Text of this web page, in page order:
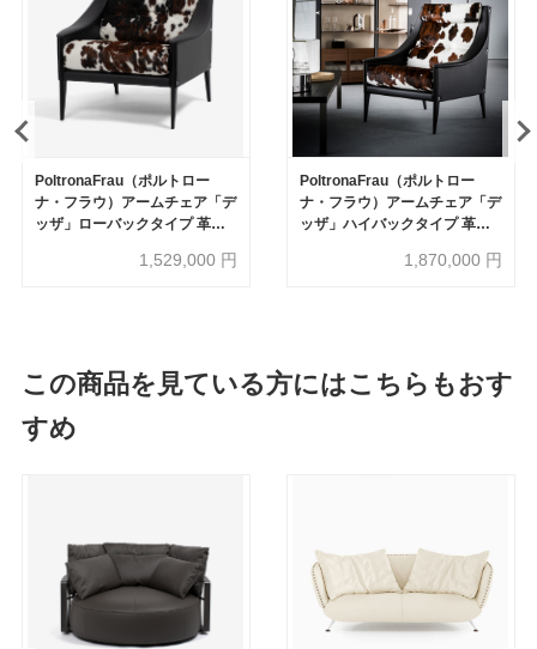
PoltronaFrau（ポルトロー
ナ・フラウ）アームチェア「デ
ッザ」ローバックタイプ 革ブ
1,529,000 円
PoltronaFrau（ポルトロー
ナ・フラウ）アームチェア「デ
ッザ」ハイバックタイプ 革ブ
1,870,000 円
この商品を見ている方にはこちらもおす
すめ